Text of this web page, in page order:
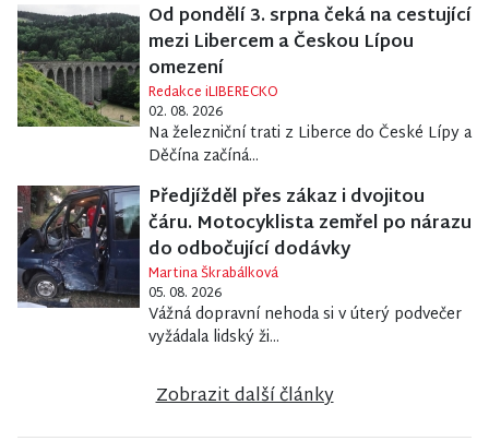
Od pondělí 3. srpna čeká na cestující
mezi Libercem a Českou Lípou
omezení
Redakce iLIBERECKO
02. 08. 2026
Na železniční trati z Liberce do České Lípy a
Děčína začíná...
Předjížděl přes zákaz i dvojitou
čáru. Motocyklista zemřel po nárazu
do odbočující dodávky
Martina Škrabálková
05. 08. 2026
Vážná dopravní nehoda si v úterý podvečer
vyžádala lidský ži...
Zobrazit další články